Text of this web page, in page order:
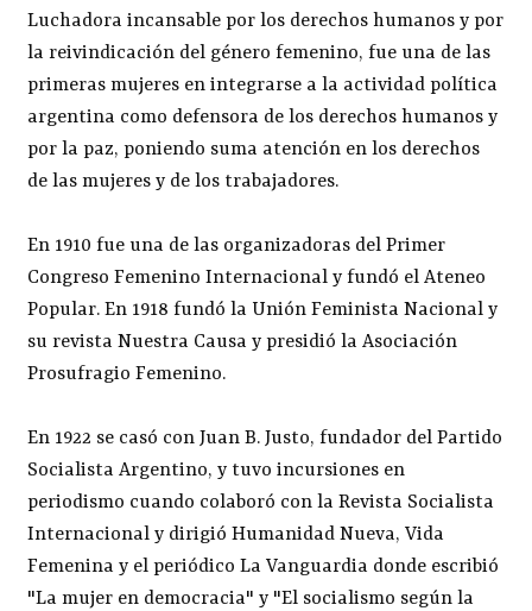
Luchadora incansable por los derechos humanos y por
la reivindicación del género femenino, fue una de las
primeras mujeres en integrarse a la actividad política
argentina como defensora de los derechos humanos y
por la paz, poniendo suma atención en los derechos
de las mujeres y de los trabajadores.
En 1910 fue una de las organizadoras del Primer
Congreso Femenino Internacional y fundó el Ateneo
Popular. En 1918 fundó la Unión Feminista Nacional y
su revista Nuestra Causa y presidió la Asociación
Prosufragio Femenino.
En 1922 se casó con Juan B. Justo, fundador del Partido
Socialista Argentino, y tuvo incursiones en
periodismo cuando colaboró con la Revista Socialista
Internacional y dirigió Humanidad Nueva, Vida
Femenina y el periódico La Vanguardia donde escribió
"La mujer en democracia" y "El socialismo según la